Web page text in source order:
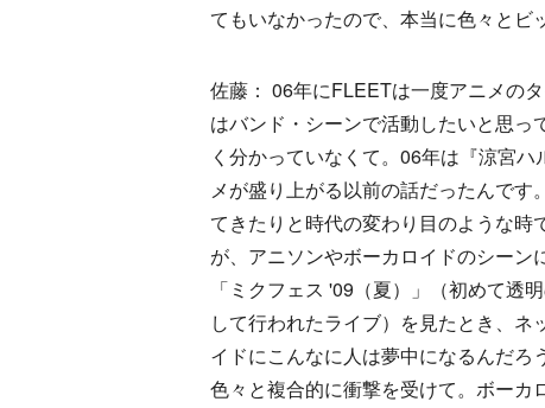
てもいなかったので、本当に色々とビ
佐藤： 06年にFLEETは一度アニメの
はバンド・シーンで活動したいと思っ
く分かっていなくて。06年は『涼宮
メが盛り上がる以前の話だったんで
てきたりと時代の変わり目のような
が、アニソンやボーカロイドのシーン
「ミクフェス '09（夏）」（初めて透
して行われたライブ）を見たとき、
イドにこんなに人は夢中になるんだろ
色々と複合的に衝撃を受けて。ボーカ